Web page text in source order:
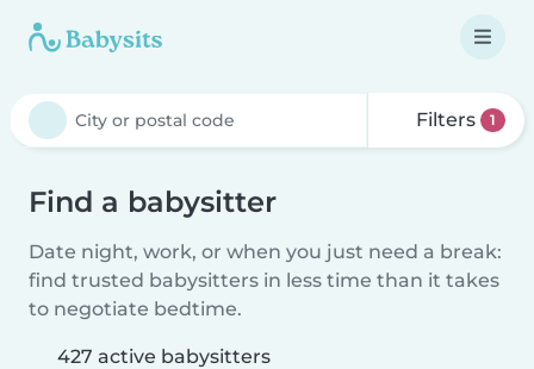
Filters 1
Find a babysitter
Date night, work, or when you just need a break:
find trusted babysitters in less time than it takes
to negotiate bedtime.
427 active babysitters